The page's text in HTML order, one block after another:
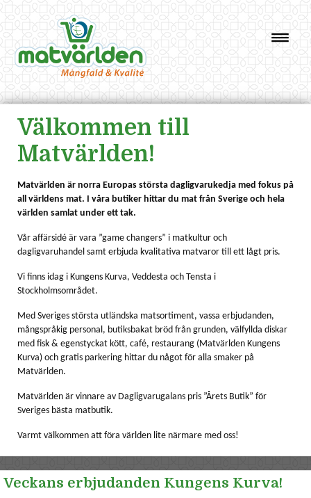
HEM
ERBJUDANDEN
ANNONSBLAD VEDDESTA
ANNONSBLAD KUNGENS KURVA
MATVÄRLDEN VIP
VÅRA BUTIKER
VEDDESTA
TENSTA
DATASKYDDSPOLICY
KONTAKT
KONTAKTA OSS
JOBBA HOS OSS
Välkommen till
Matvärlden!
Matvärlden är norra Europas största dagligvarukedja med fokus på
all världens mat. I våra butiker hittar du mat från Sverige och hela
världen samlat under ett tak.
Vår affärsidé är vara ”game changers” i matkultur och
dagligvaruhandel samt erbjuda kvalitativa matvaror till ett lågt pris.
Vi finns idag i Kungens Kurva, Veddesta och Tensta i
Stockholmsområdet.
Med Sveriges största utländska matsortiment, vassa erbjudanden,
mångspråkig personal, butiksbakat bröd från grunden, välfyllda diskar
med fisk & egenstyckat kött, café, restaurang (Matvärlden Kungens
Kurva) och gratis parkering hittar du något för alla smaker på
Matvärlden.
Matvärlden är vinnare av Dagligvarugalans pris ”Årets Butik” för
Sveriges bästa matbutik.
Varmt välkommen att föra världen lite närmare med oss!
Veckans erbjudanden Kungens Kurva!